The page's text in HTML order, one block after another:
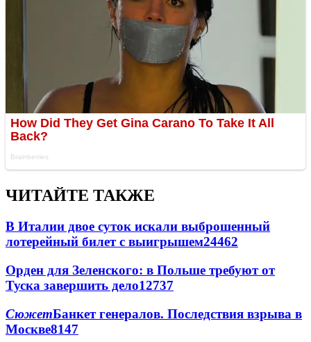
ЧИТАЙТЕ ТАКЖЕ
В Италии двое суток искали выброшенный
лотерейный билет с выигрышем24462
Орден для Зеленского: в Польше требуют от
Туска завершить дело12737
СюжетБанкет генералов. Последствия взрыва в
Москве8147